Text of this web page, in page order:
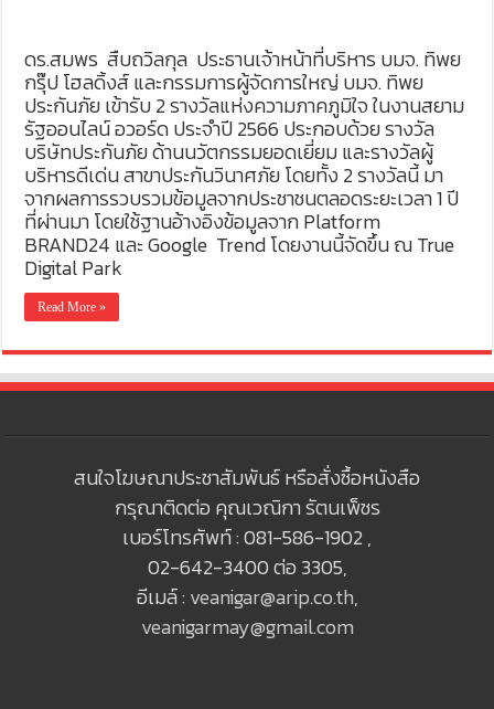
ดร.สมพร สืบถวิลกุล ประธานเจ้าหน้าที่บริหาร บมจ. ทิพย
กรุ๊ป โฮลดิ้งส์ และกรรมการผู้จัดการใหญ่ บมจ. ทิพย
ประกันภัย เข้ารับ 2 รางวัลแห่งความภาคภูมิใจ ในงานสยาม
รัฐออนไลน์ อวอร์ด ประจำปี 2566 ประกอบด้วย รางวัล
บริษัทประกันภัย ด้านนวัตกรรมยอดเยี่ยม และรางวัลผู้
บริหารดีเด่น สาขาประกันวินาศภัย โดยทั้ง 2 รางวัลนี้ มา
จากผลการรวบรวมข้อมูลจากประชาชนตลอดระยะเวลา 1 ปี
ที่ผ่านมา โดยใช้ฐานอ้างอิงข้อมูลจาก Platform
BRAND24 และ Google Trend โดยงานนี้จัดขึ้น ณ True
Digital Park
Read More »
สนใจโฆษณาประชาสัมพันธ์ หรือสั่งซื้อหนังสือ
กรุณาติดต่อ คุณเวณิกา รัตนเพ็ชร
เบอร์โทรศัพท์ : 081-586-1902 ,
02-642-3400 ต่อ 3305,
อีเมล์ : veanigar@arip.co.th,
veanigarmay@gmail.com